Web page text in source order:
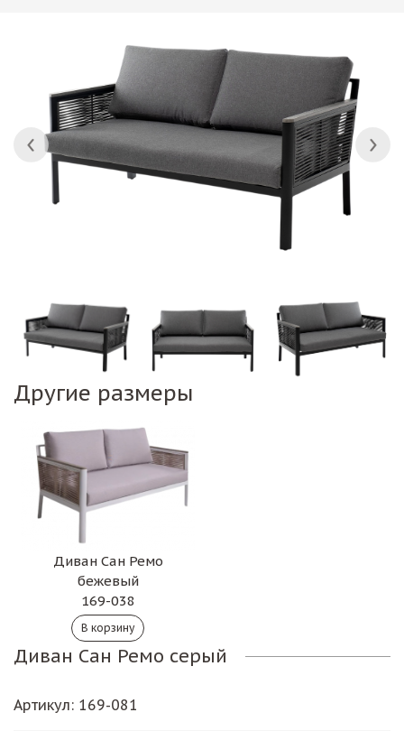
Другие размеры
Диван Сан Ремо
бежевый
169-038
Диван Сан Ремо серый
Артикул: 169-081